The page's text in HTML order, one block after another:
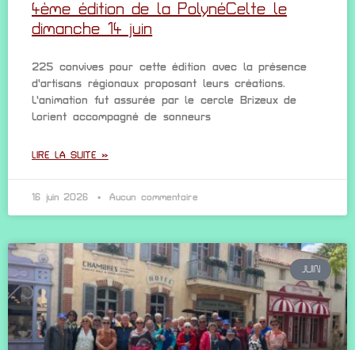
4ème édition de la PolynéCelte le
dimanche 14 juin
225 convives pour cette édition avec la présence
d’artisans régionaux proposant leurs créations.
L’animation fut assurée par le cercle Brizeux de
Lorient accompagné de sonneurs
LIRE LA SUITE »
16 juin 2026 Aucun commentaire
JUIN